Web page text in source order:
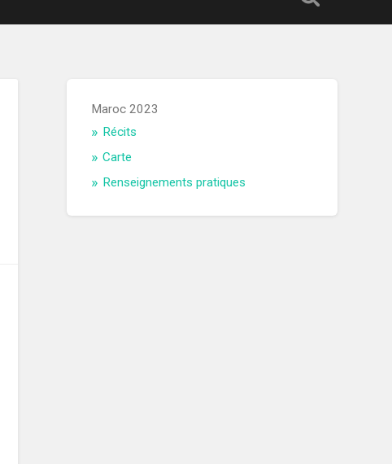
Maroc 2023
Récits
Carte
Renseignements pratiques